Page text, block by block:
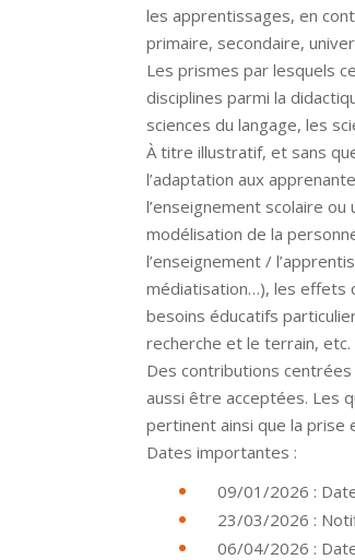
les apprentissages, en
primaire, secondaire,
Les prismes par lesquels
disciplines parmi la
sciences du langage, les
À titre illustratif, et sans
l’adaptation aux
l’enseignement scolaire
modélisation de la
l’enseignement /
médiatisation…), les effets
besoins éducatifs
recherche et le terrain, etc.
Des contributions
aussi être acceptées. Les
pertinent ainsi que la prise
Dates importantes :
09/01/2026 :
23/03/2026 :
06/04/2026 :